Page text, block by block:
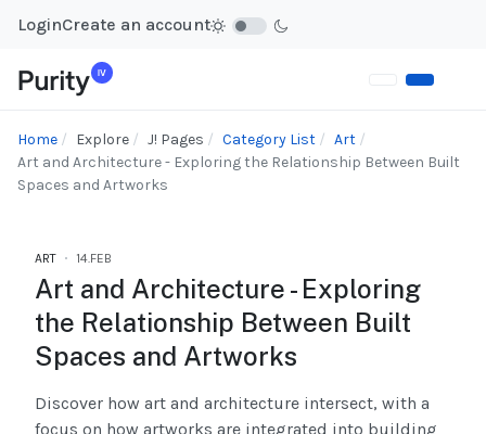
LoginCreate an account
Home Explore J! Pages Category List
Art
Art and Architecture - Exploring the Relationship Between Built
Spaces and Artworks
ART 14.FEB
Art and Architecture - Exploring
the Relationship Between Built
Spaces and Artworks
Discover how art and architecture intersect, with a
focus on how artworks are integrated into building